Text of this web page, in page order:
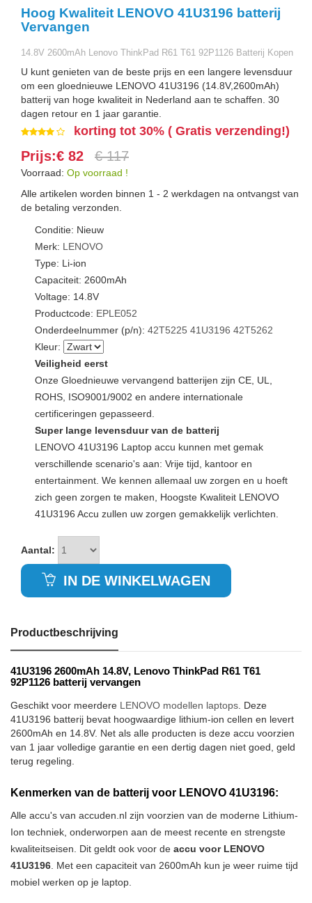
Hoog Kwaliteit LENOVO 41U3196 batterij
Vervangen
14.8V 2600mAh Lenovo ThinkPad R61 T61 92P1126 Batterij Kopen
U kunt genieten van de beste prijs en een langere levensduur
om een gloednieuwe LENOVO 41U3196 (14.8V,2600mAh)
batterij van hoge kwaliteit in Nederland aan te schaffen. 30
dagen retour en 1 jaar garantie.
korting tot 30% ( Gratis verzending!)
Prijs:€ 82 € 117
Voorraad: Op voorraad !
Alle artikelen worden binnen 1 - 2 werkdagen na ontvangst van
de betaling verzonden.
Conditie: Nieuw
Merk: LENOVO
Type: Li-ion
Capaciteit: 2600mAh
Voltage: 14.8V
Productcode: EPLE052
Onderdeelnummer (p/n): 42T5225 41U3196 42T5262
Kleur:
Veiligheid eerst
Onze Gloednieuwe vervangend batterijen zijn CE, UL,
ROHS, ISO9001/9002 en andere internationale
certificeringen gepasseerd.
Super lange levensduur van de batterij
LENOVO 41U3196 Laptop accu kunnen met gemak
verschillende scenario's aan: Vrije tijd, kantoor en
entertainment. We kennen allemaal uw zorgen en u hoeft
zich geen zorgen te maken, Hoogste Kwaliteit LENOVO
41U3196 Accu zullen uw zorgen gemakkelijk verlichten.
Aantal:
IN DE WINKELWAGEN
Productbeschrijving
41U3196 2600mAh 14.8V, Lenovo ThinkPad R61 T61
92P1126 batterij vervangen
Geschikt voor meerdere LENOVO modellen laptops . Deze
41U3196 batterij bevat hoogwaardige lithium-ion cellen en levert
2600mAh en 14.8V. Net als alle producten is deze accu voorzien
van 1 jaar volledige garantie en een dertig dagen niet goed, geld
terug regeling.
Kenmerken van de batterij voor LENOVO 41U3196:
Alle accu's van accuden.nl zijn voorzien van de moderne Lithium-
Ion techniek, onderworpen aan de meest recente en strengste
kwaliteitseisen. Dit geldt ook voor de accu voor LENOVO
41U3196 . Met een capaciteit van 2600mAh kun je weer ruime tijd
mobiel werken op je laptop.